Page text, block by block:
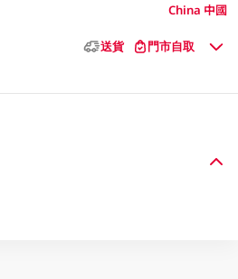
China 中國
送貨 門市自取